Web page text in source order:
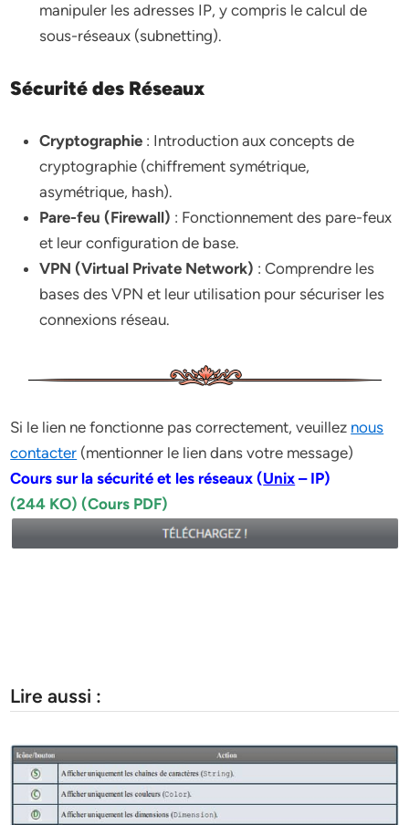
manipuler les adresses IP, y compris le calcul de
sous-réseaux (subnetting).
Sécurité des Réseaux
Cryptographie : Introduction aux concepts de
cryptographie (chiffrement symétrique,
asymétrique, hash).
Pare-feu (Firewall) : Fonctionnement des pare-feux
et leur configuration de base.
VPN (Virtual Private Network) : Comprendre les
bases des VPN et leur utilisation pour sécuriser les
connexions réseau.
Si le lien ne fonctionne pas correctement, veuillez nous
contacter (mentionner le lien dans votre message)
Cours sur la sécurité et les réseaux (Unix – IP)
(244 KO) (Cours PDF)
Lire aussi :